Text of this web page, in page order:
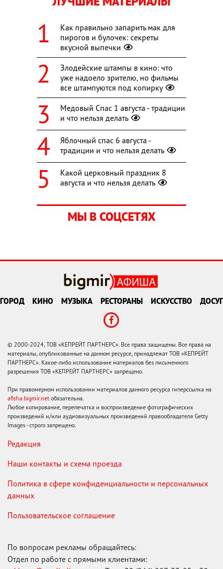
Как правильно запарить мак для
пирогов и булочек: секреты
вкусной выпечки
Злодейские штампы в кино: что
уже надоело зрителю, но фильмы
все штампуются под копирку
Медовый Спас 1 августа - традиции
и что нельзя делать
Яблочный спас 6 августа -
традиции и что нельзя делать
Какой церковный праздник 8
августа и что нельзя делать
МЫ В СОЦСЕТЯХ
ГОРОД КИНО МУЗЫКА РЕСТОРАНЫ ИСКУССТВО ДОСУГ
© 2000-2024, ТОВ «КЕПРЕЙТ ПАРТНЕРС». Все права защищены. Все права на
материалы, опубликованные на данном ресурсе, принадлежат ТОВ «КЕПРЕЙТ
ПАРТНЕРС». Какое-либо использование материалов без письменного
разрешения ТОВ «КЕПРЕЙТ ПАРТНЕРС» запрещено.
При правомерном использовании материалов данного ресурса гиперссылка на
afisha.bigmir.net обязательна.
Любое копирование, перепечатка и воспроизведение фотографических
произведений и/или аудиовизуальных произведений правообладателя Getty
Images - строго запрещено.
Редакция
Наши контакты и схема проезда
Политика в сфере конфиденциальности и персональных
данных
Пользовательское соглашение
По вопросам рекламы обращайтесь:
Отдел по работе с прямыми клиентами: